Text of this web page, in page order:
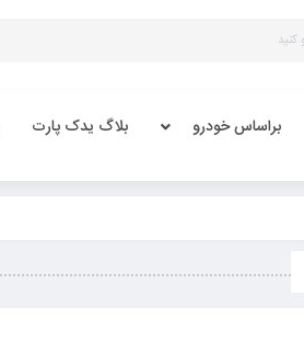
براساس خودرو بلاگ یدک پارت